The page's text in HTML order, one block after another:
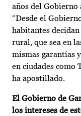
años del Gobierno
“Desde el
habitantes
rural, que sea en
mismas garantías
en ciudades como
ha apostillado.
El Gobierno de
los intereses de